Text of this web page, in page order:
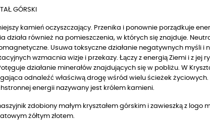
GÓRSKI
kamień oczyszczający. Przenika i ponownie porządkuje
działa również na pomieszczenia, w których się znajduje.
Usuwa toksyczne działanie negatywnych myśli i
wzmacnia wizje i przekazy. Łączy z energią Ziemi i z jej
działanie minerałów znajdujących się w pobliżu. W
odnaleźć właściwą drogę wśród wielu ścieżek
energii nazywany jest królem kamieni.
zdobiony małym kryształem górskim i zawieszką z
żółtym złotem.